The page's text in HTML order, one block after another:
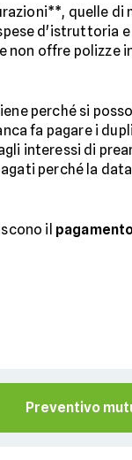
quelle di
d'istruttoria e
non offre polizze
perché si
fa pagare i
interessi di
perché la
il
Preventivo